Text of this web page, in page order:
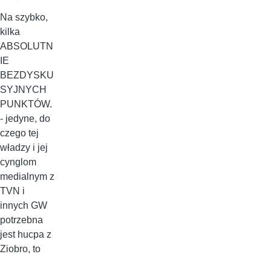
Na szybko,
kilka
ABSOLUTN
IE
BEZDYSKU
SYJNYCH
PUNKTÓW.
- jedyne, do
czego tej
władzy i jej
cynglom
medialnym z
TVN i
innych GW
potrzebna
jest hucpa z
Ziobro, to